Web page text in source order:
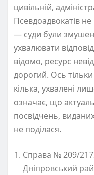
цивільній,
Псевдоадвокатів
— суди були
ухвалювати
відомо, ресурс
дорогий. Ось тільки
кілька, ухвалені
означає, що
посвідчень,
не поділася.
Справа № 209/
Дніпровський